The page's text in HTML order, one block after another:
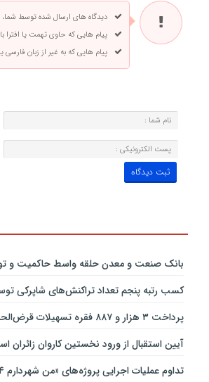
دیدگاه های ارسال شده توسط
پیام هایی که حاوی تهمت یا افترا
پیام هایی که به غیر از زبان
بانك صنعت و معدن حلقه واسط حاكمیت و
کسب رتبه پنجم تعداد تراکنش‌های شاپرکی
پرداخت ۳ هزار و ۸۸۷ فقره تسهیلات قرض‌الحسنه ازدواج و فرزندآوری توسط بانک پاسارگاد تا پایان خردادماه ۱۴۰۵
آیین استقبال از ورود نخستین کاروان زائران
تداوم عملیات اجرایی پروژه‌های «من شهردارم ۴» در منطقه ۹ با محوریت ارتقای ایمنی و تسهیل تردد